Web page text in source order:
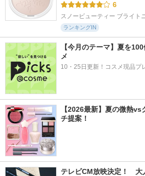
6
スノービューティー ブライト
ランキングIN
【今月のテーマ】夏を
メ
10・25日更新！コスメ現品プ
【2026最新】夏の微熱
チ提案！
テレビCM放映決定！　大